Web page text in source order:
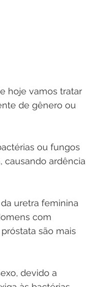
hoje vamos tratar
de gênero ou
ou fungos
causando ardência
uretra feminina
com
são mais
devido a